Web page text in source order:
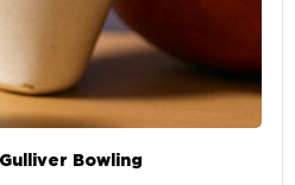
Bowling